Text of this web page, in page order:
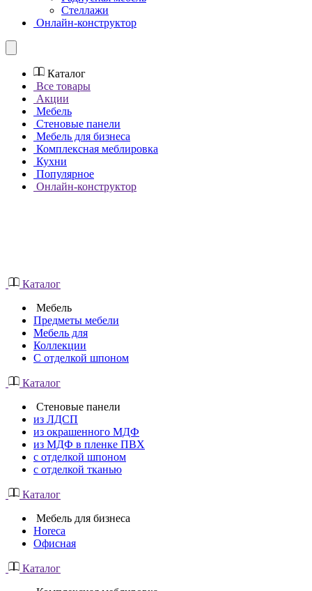
Стеллажи
Онлайн-конструктор
Каталог
Все товары
Акции
Мебель
Стеновые панели
Мебель для бизнеса
Комплексная меблировка
Кухни
Популярное
Онлайн-конструктор
Каталог
Мебель
Предметы мебели
Мебель для
Коллекции
С отделкой шпоном
Каталог
Стеновые панели
из ЛДСП
из окрашенного МДФ
из МДФ в пленке ПВХ
с отделкой шпоном
с отделкой тканью
Каталог
Мебель для бизнеса
Horeca
Офисная
Каталог